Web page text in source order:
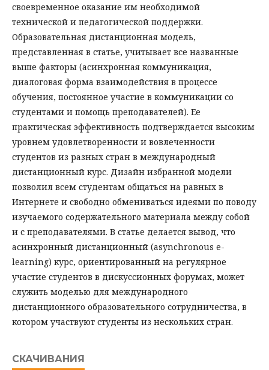
своевременное оказание им необходимой
технической и педагогической поддержки.
Образовательная дистанционная модель,
представленная в статье, учитывает все названные
выше факторы (асинхронная коммуникация,
диалоговая форма взаимодействия в процессе
обучения, постоянное участие в коммуникации со
студентами и помощь преподавателей). Ее
практическая эффективность подтверждается высоким
уровнем удовлетворенности и вовлеченности
студентов из разных стран в международный
дистанционный курс. Дизайн избранной модели
позволил всем студентам общаться на равных в
Интернете и свободно обмениваться идеями по поводу
изучаемого содержательного материала между собой
и с преподавателями. В статье делается вывод, что
асинхронный дистанционный (asynchronous e-
learning) курс, ориентированный на регулярное
участие студентов в дискуссионных форумах, может
служить моделью для международного
дистанционного образовательного сотрудничества, в
котором участвуют студенты из нескольких стран.
СКАЧИВАНИЯ